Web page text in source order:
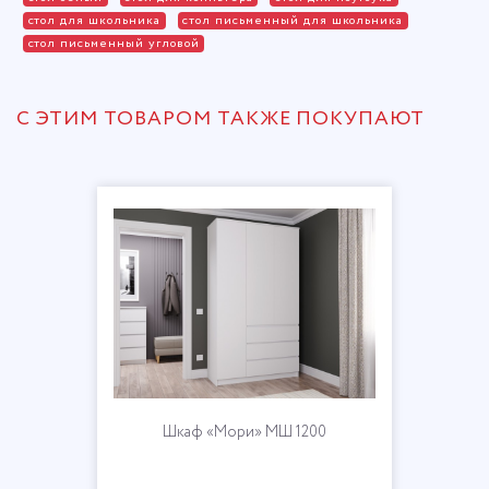
стол для школьника
стол письменный для школьника
стол письменный угловой
С ЭТИМ ТОВАРОМ ТАКЖЕ ПОКУПАЮТ